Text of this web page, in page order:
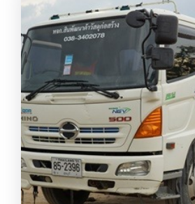
สินพัฒนา ค้าวัสดุก่อสร้